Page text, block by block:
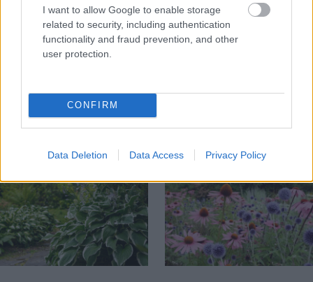
I want to allow Google to enable storage
related to security, including authentication
functionality and fraud prevention, and other
user protection.
CONFIRM
Data Deletion Data Access Privacy Policy
Chcete dominantu interiéru,
ktorá pritiahne pohľady?
Prečo klasická